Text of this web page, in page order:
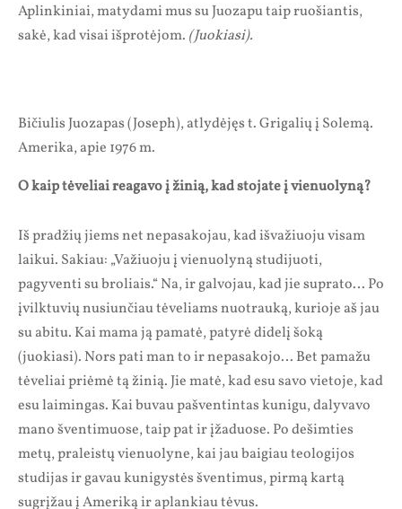
Aplinkiniai, matydami mus su Juozapu taip ruošiantis,
sakė, kad visai išprotėjom. (Juokiasi).
Bičiulis Juozapas (Joseph), atlydėjęs t. Grigalių į Solemą.
Amerika, apie 1976 m.
O kaip tėveliai reagavo į žinią, kad stojate į vienuolyną?
Iš pradžių jiems net nepasakojau, kad išvažiuoju visam
laikui. Sakiau: „Važiuoju į vienuolyną studijuoti,
pagyventi su broliais.“ Na, ir galvojau, kad jie suprato… Po
įvilktuvių nusiunčiau tėveliams nuotrauką, kurioje aš jau
su abitu. Kai mama ją pamatė, patyrė didelį šoką
(juokiasi). Nors pati man to ir nepasakojo… Bet pamažu
tėveliai priėmė tą žinią. Jie matė, kad esu savo vietoje, kad
esu laimingas. Kai buvau pašventintas kunigu, dalyvavo
mano šventimuose, taip pat ir įžaduose. Po dešimties
metų, praleistų vienuolyne, kai jau baigiau teologijos
studijas ir gavau kunigystės šventimus, pirmą kartą
sugrįžau į Ameriką ir aplankiau tėvus.